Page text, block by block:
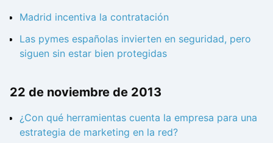
Madrid incentiva la contratación
Las pymes españolas invierten en seguridad, pero
siguen sin estar bien protegidas
22 de noviembre de 2013
¿Con qué herramientas cuenta la empresa para una
estrategia de marketing en la red?